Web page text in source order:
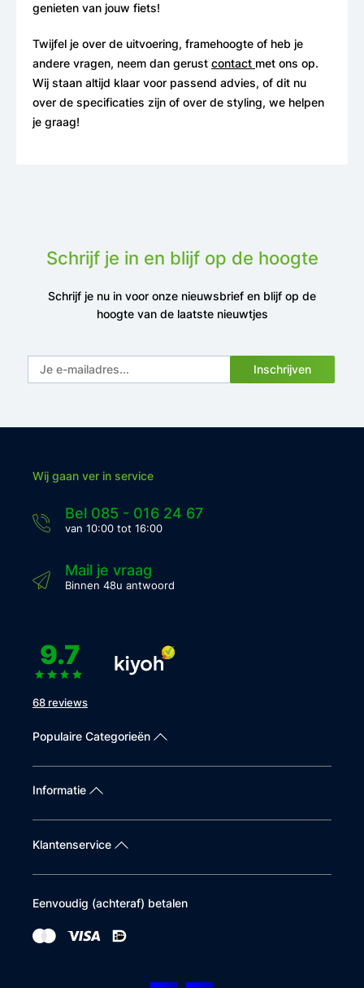
genieten van jouw fiets!
Twijfel je over de uitvoering, framehoogte of heb je
andere vragen, neem dan gerust contact met ons op.
Wij staan altijd klaar voor passend advies, of dit nu
over de specificaties zijn of over de styling, we helpen
je graag!
Schrijf je in en blijf op de hoogte
Schrijf je nu in voor onze nieuwsbrief en blijf op de
hoogte van de laatste nieuwtjes
Inschrijven
Wij gaan ver in service
Bel 085 - 016 24 67
van 10:00 tot 16:00
Mail je vraag
Binnen 48u antwoord
9.7
68 reviews
Populaire Categorieën
Informatie
Klantenservice
Eenvoudig (achteraf) betalen